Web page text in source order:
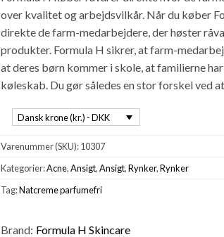
over kvalitet og arbejdsvilkår. Når du køber
direkte de farm-medarbejdere, der høster
produkter. Formula H sikrer, at farm-
at deres børn kommer i skole, at familierne
køleskab. Du gør således en stor forskel ved
Dansk krone (kr.) - DKK
Varenummer (SKU):10307
Kategorier:Acne,Ansigt,Ansigt,Rynker,Rynker
Tag:Natcreme parfumefri
Brand: Formula H Skincare